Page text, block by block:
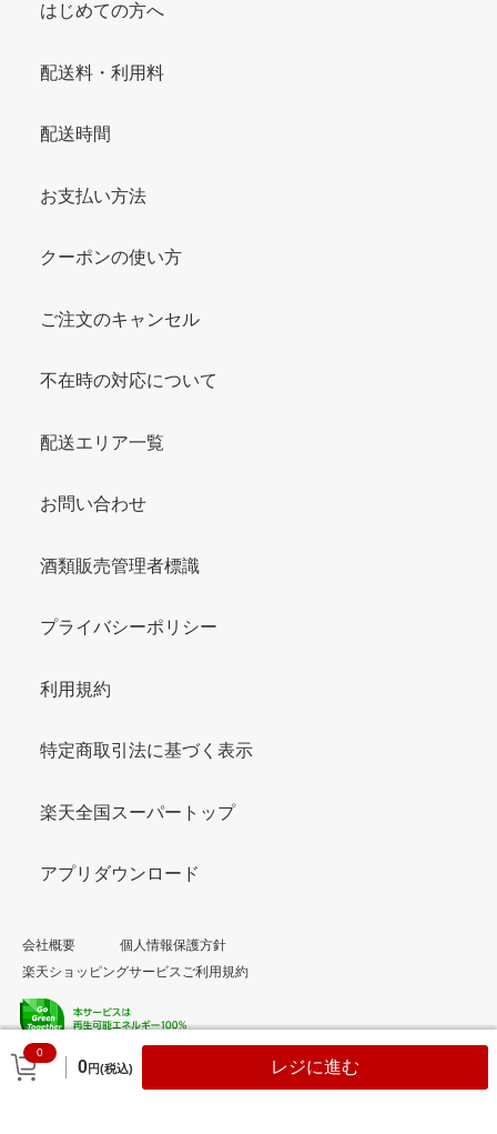
0
0円(税込) レジに進む
はじめての方へ
配送料・利用料
配送時間
お支払い方法
クーポンの使い方
ご注文のキャンセル
不在時の対応について
配送エリア一覧
お問い合わせ
酒類販売管理者標識
プライバシーポリシー
利用規約
特定商取引法に基づく表示
楽天全国スーパートップ
アプリダウンロード
会社概要
個人情報保護方針
楽天ショッピングサービスご利用規約
© Rakuten Group, Inc.